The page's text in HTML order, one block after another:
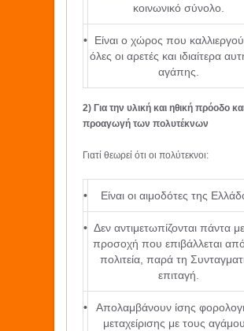
κοινωνικό σύνολο.
•
Είναι ο χώρος που
όλες οι αρετές και ιδιαίτερα
αγάπης.
2) Για την υλική και ηθική πρόοδο
προαγωγή των πολυτέκνων
Γιατί θεωρεί ότι οι πολύτεκνοι:
• Είναι οι αιμοδότες της
• Δεν αντιμετωπίζονται πάντα
προσοχή που επιβάλλεται
πολιτεία, παρά τη
επιταγή.
•
Απολαμβάνουν ίσης
μεταχείρισης με τους